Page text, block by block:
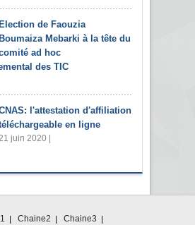
Election de Faouzia
Boumaiza Mebarki à la tête du
ad hoc
des TIC
l'attestation d'affiliation
en ligne
21 juin 2020 |
Chaine2 Chaine3